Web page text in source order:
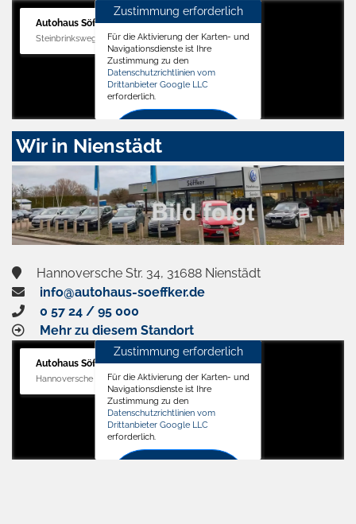
Autohaus Söffker GmbH
Steinbrinksweg 12, 31840 Hessisch Oldendorf
Zustimmung erforderlich
Für die Aktivierung der Karten- und
Navigationsdienste ist Ihre
Zustimmung zu den
Datenschutzrichtlinien vom
Drittanbieter Google LLC
erforderlich.
Zustimmen
aktivieren
Wir in Nienstädt
Hannoversche Str. 34, 31688 Nienstädt
info@autohaus-soeffker.de
0 57 24 / 95 000
Mehr zu diesem Standort
Autohaus Söffker GmbH
Hannoversche Str. 34, 31688 Nienstädt
Zustimmung erforderlich
Für die Aktivierung der Karten- und
Navigationsdienste ist Ihre
Zustimmung zu den
Datenschutzrichtlinien vom
Drittanbieter Google LLC
erforderlich.